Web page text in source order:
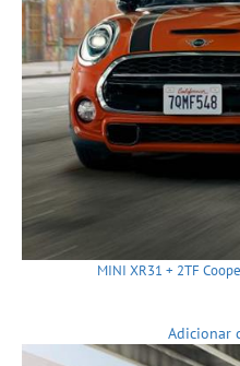
MINI XR31 + 2TF
Adicionar